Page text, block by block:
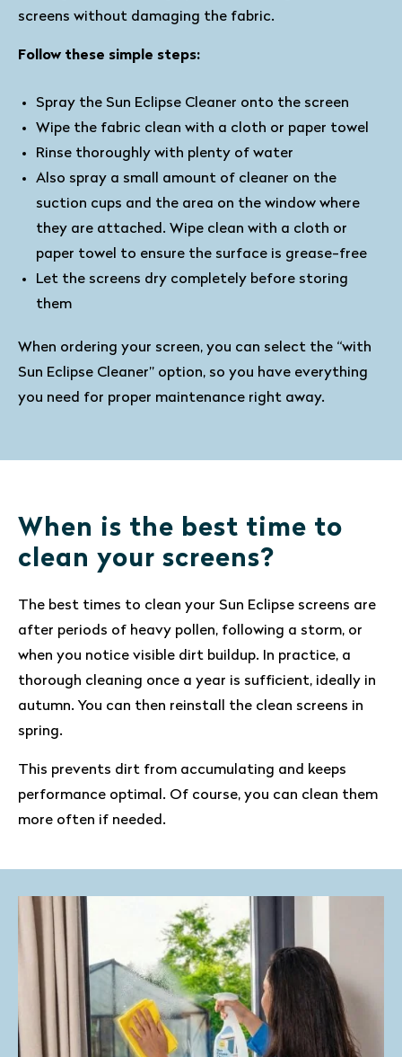
screens without damaging the fabric.
Follow these simple steps:
Spray the Sun Eclipse Cleaner onto the screen
Wipe the fabric clean with a cloth or paper towel
Rinse thoroughly with plenty of water
Also spray a small amount of cleaner on the
suction cups and the area on the window where
they are attached. Wipe clean with a cloth or
paper towel to ensure the surface is grease-free
Let the screens dry completely before storing
them
When ordering your screen, you can select the “with
Sun Eclipse Cleaner” option, so you have everything
you need for proper maintenance right away.
When is the best time to
clean your screens?
The best times to clean your Sun Eclipse screens are
after periods of heavy pollen, following a storm, or
when you notice visible dirt buildup. In practice, a
thorough cleaning once a year is sufficient, ideally in
autumn. You can then reinstall the clean screens in
spring.
This prevents dirt from accumulating and keeps
performance optimal. Of course, you can clean them
more often if needed.